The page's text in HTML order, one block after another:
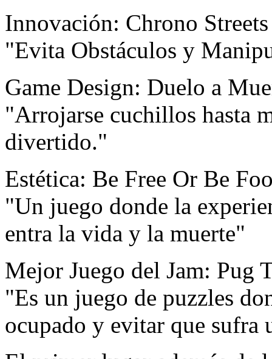
Innovación: Chrono Streets
"Evita Obstáculos y
Game Design: Duelo a
"Arrojarse cuchillos hasta
divertido."
Estética: Be Free Or Be
"Un juego donde la
entra la vida y la muerte"
Mejor Juego del Jam: Pug
"Es un juego de puzzles
ocupado y evitar que sufra